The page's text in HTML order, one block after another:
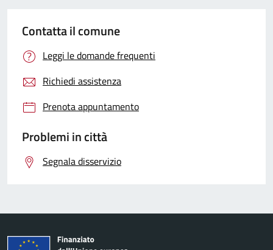
Contatta il comune
Leggi le domande frequenti
Richiedi assistenza
Prenota appuntamento
Problemi in città
Segnala disservizio